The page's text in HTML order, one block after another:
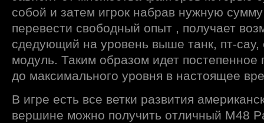
собой и затем игрок набрав нужную
перевести свободный опыт , получает
сдедующий на уровень выше танк, пт-
модуль. Таким образом идет постепенное
до максимального уровня в настоящее
В игре есть все ветки развития
вершине можно получить отличный М48